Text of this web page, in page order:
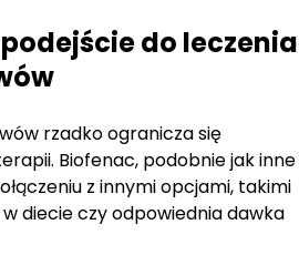
do leczenia
rzadko ogranicza się
Biofenac, podobnie jak inne
z innymi opcjami, takimi
diecie czy odpowiednia dawka